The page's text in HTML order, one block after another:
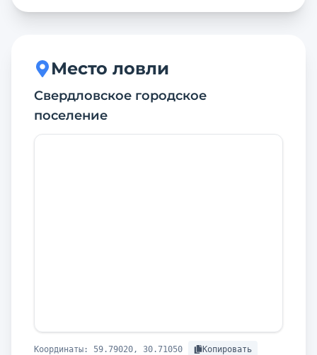
Место ловли
Свердловское городское
поселение
Координаты: 59.79020, 30.71050 Копировать